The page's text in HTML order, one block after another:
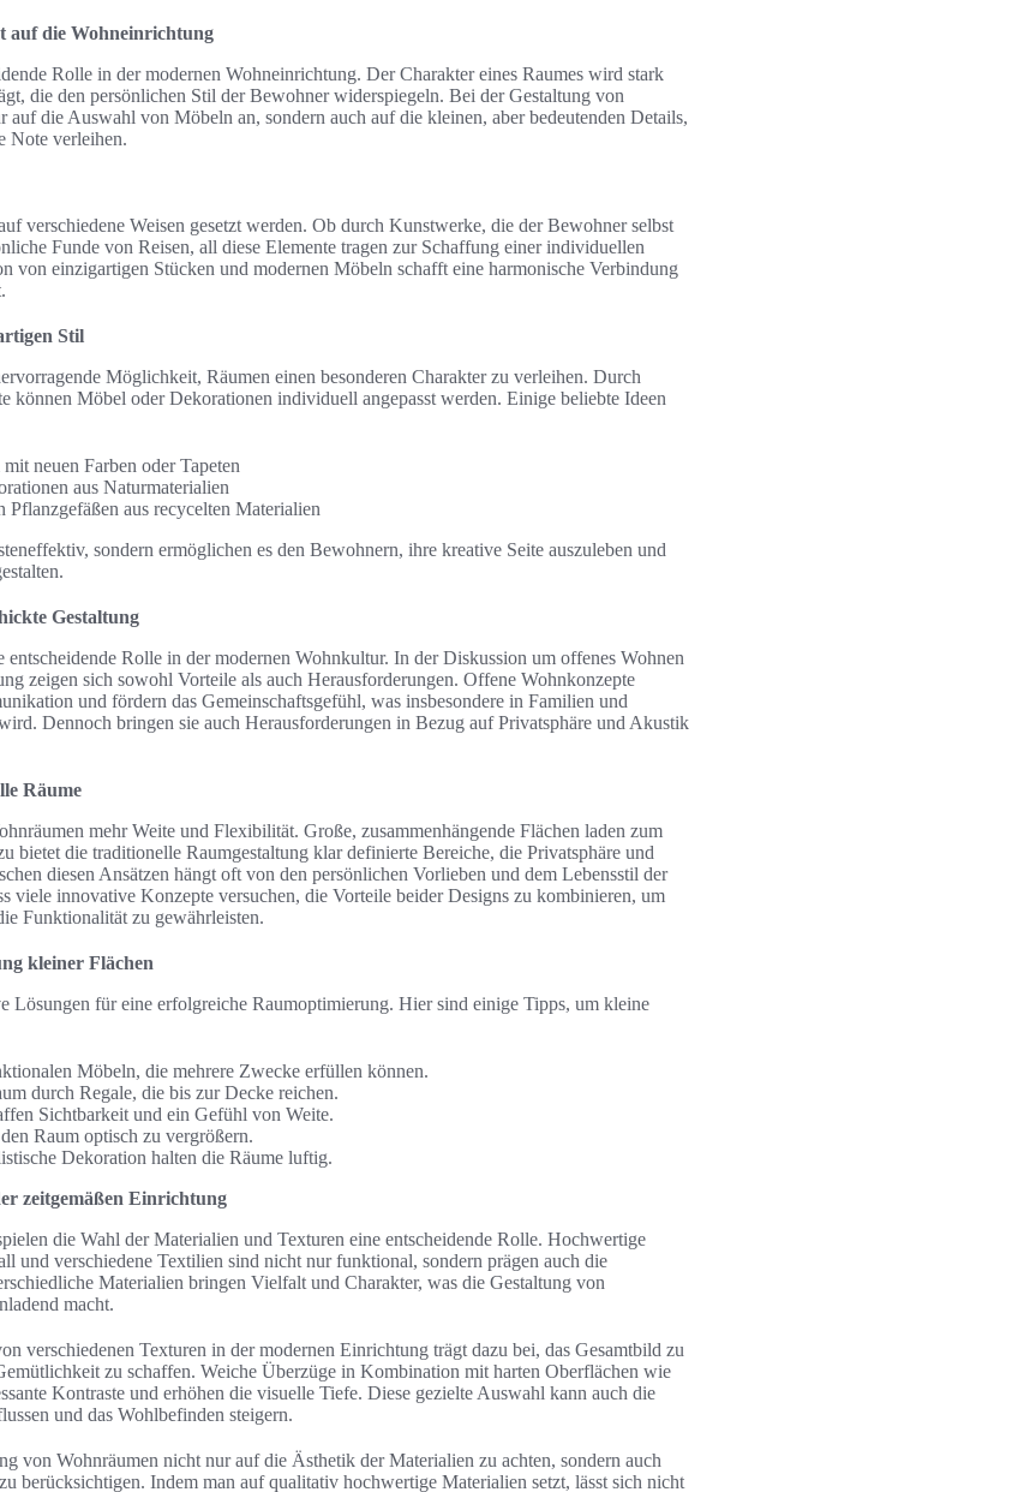
auf die Wohn­einrichtung
Rolle in der modernen Wohn­einrichtung. Der Charakter eines Raumes wird stark
die den persönlichen Stil der Bewohner widerspiegeln. Bei der Gestaltung von
auf die Auswahl von Möbeln an, sondern auch auf die kleinen, aber bedeutenden Details,
Note verleihen.
verschiedene Weisen gesetzt werden. Ob durch Kunstwerke, die der Bewohner selbst
Funde von Reisen, all diese Elemente tragen zur Schaffung einer individuellen
von einzigartigen Stücken und modernen Möbeln schafft eine harmonische Verbindung
Stil
Möglichkeit, Räumen einen besonderen Charakter zu verleihen. Durch
können Möbel oder Dekorationen individuell angepasst werden. Einige beliebte Ideen
neuen Farben oder Tapeten
aus Naturmaterialien
aus recycelten Materialien
sondern ermöglichen es den Bewohnern, ihre kreative Seite auszuleben und
Gestaltung
Rolle in der modernen Wohnkultur. In der Diskussion um offenes Wohnen
zeigen sich sowohl Vorteile als auch Herausforderungen. Offene Wohnkonzepte
und fördern das Gemeinschaftsgefühl, was insbesondere in Familien und
Dennoch bringen sie auch Herausforderungen in Bezug auf Privatsphäre und Akustik
Räume
mehr Weite und Flexibilität. Große, zusammenhängende Flächen laden zum
bietet die traditionelle Raumgestaltung klar definierte Bereiche, die Privatsphäre und
diesen Ansätzen hängt oft von den persönlichen Vorlieben und dem Lebensstil der
viele innovative Konzepte versuchen, die Vorteile beider Designs zu kombinieren, um
Funktionalität zu gewährleisten.
kleiner Flächen
Lösungen für eine erfolgreiche Raumoptimierung. Hier sind einige Tipps, um kleine
Möbeln, die mehrere Zwecke erfüllen können.
durch Regale, die bis zur Decke reichen.
Sichtbarkeit und ein Gefühl von Weite.
Raum optisch zu vergrößern.
Dekoration halten die Räume luftig.
zeitgemäßen Einrichtung
die Wahl der Materialien und Texturen eine entscheidende Rolle. Hochwertige
und verschiedene Textilien sind nicht nur funktional, sondern prägen auch die
Materialien bringen Vielfalt und Charakter, was die Gestaltung von
macht.
verschiedenen Texturen in der modernen Einrichtung trägt dazu bei, das Gesamtbild zu
zu schaffen. Weiche Überzüge in Kombination mit harten Oberflächen wie
Kontraste und erhöhen die visuelle Tiefe. Diese gezielte Auswahl kann auch die
und das Wohlbefinden steigern.
von Wohnräumen nicht nur auf die Ästhetik der Materialien zu achten, sondern auch
berücksichtigen. Indem man auf qualitativ hochwertige Materialien setzt, lässt sich nicht